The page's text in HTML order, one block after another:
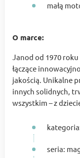
małą
O marce:
Janod od 1970
łączące
jakością. Unikalne
innych solidnych,
wszystkim – z
seria: